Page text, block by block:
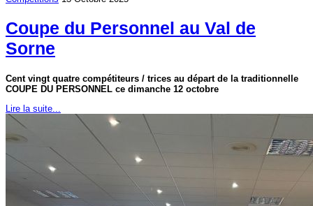
Coupe du Personnel au Val de
Sorne
Cent vingt quatre compétiteurs / trices au départ de la traditionnelle
COUPE DU PERSONNEL ce dimanche 12 octobre
Lire la suite...